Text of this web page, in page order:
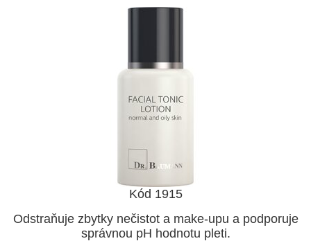
Kód 1915
Odstraňuje zbytky nečistot a make-upu a podporuje
správnou pH hodnotu pleti.